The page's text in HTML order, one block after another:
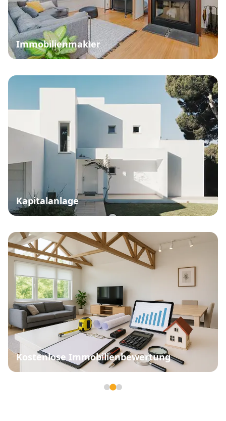
Immobilienmakler
Kapitalanlage
Kostenlose Immobilienbewertung